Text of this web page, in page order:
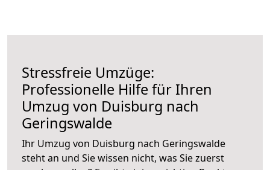
Stressfreie Umzüge:
Professionelle Hilfe für Ihren
Umzug von Duisburg nach
Geringswalde
Ihr Umzug von Duisburg nach Geringswalde
steht an und Sie wissen nicht, was Sie zuerst